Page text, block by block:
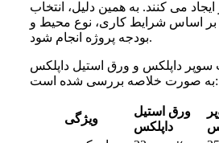
ایجاد می کنند. به همین دلیل، انتخاب
بر اساس شرایط کاری، نوع محیط و
بودجه پروژه انجام شود.
سوپر داپلکس و ورق استیل داپلکس
به صورت خلاصه بررسی شده است:
ویژگی
ورق استیل
داپلکس